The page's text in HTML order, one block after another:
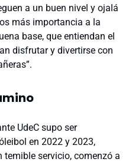
a un buen nivel y ojalá
más importancia a la
base, que entiendan el
disfrutar y divertirse con
UdeC supo ser
en 2022 y 2023,
servicio, comenzó a